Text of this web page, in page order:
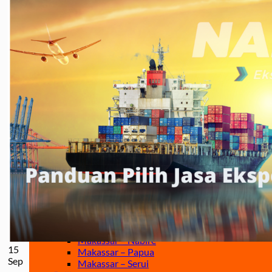
Jakarta – Ternate
Jakarta – Tarakan
Jakarta – Samarinda
Makassar
Makassar – Balikpapan
Makassar – Samarinda
Makassar – Ambon
Makassar – Halmahera Tengah
Makassar – Manado
Makassar – Ternate
Makassar – Biak
Makassar – Timika
Makassar – Tual
Makassar – Jayapura
Makassar – Kaimana
Makassar – Sorong
Makassar – Manokwari
Makassar – Merauke
Makassar – Nabire
Makassar – Papua
Makassar – Serui
15
Sep